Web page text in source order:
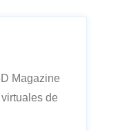
Magazine
de